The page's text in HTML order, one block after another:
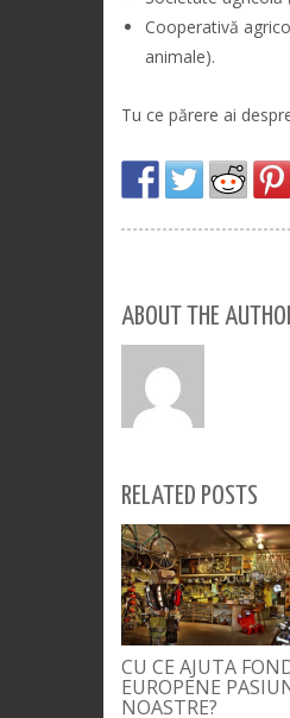
Cooperativă
animale).
Tu ce părere ai
ABOUT THE
RELATED POSTS
CU CE AJUTA
EUROPENE
NOASTRE?